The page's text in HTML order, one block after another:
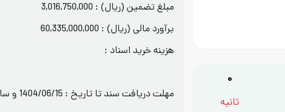
0
ثانیه
مبلغ تضمین (ریال) : 3,016,750,000
برآورد مالی (ریال) : 60,335,000,000
هزینه خرید اسناد :
مهلت دریافت سند تا تاریخ : 1404/06/15 و ساعت : 19:00